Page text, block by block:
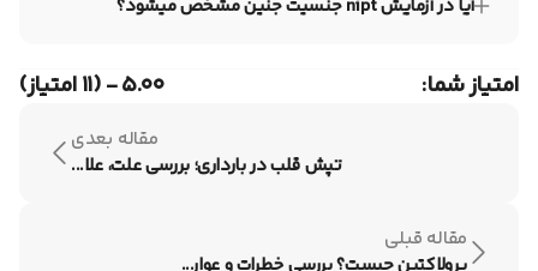
جنین ندارد. البته NIPT برای بارداری با ۳ قلو یا بیشتر مناسب نیست.
آیا در آزمایش nipt جنسیت جنین مشخص میشود؟
مانند سونوگرافی، از جنسیت جنین مطلع شد.امتیاز شما: ۵.۰۰ - (۱۱ امتیاز)
مقاله قبلی
پرولاکتین چیست؟ بررسی خطرات و عوار...
مقاله بعدی
تپش قلب در بارداری؛ بررسی علت، علا...